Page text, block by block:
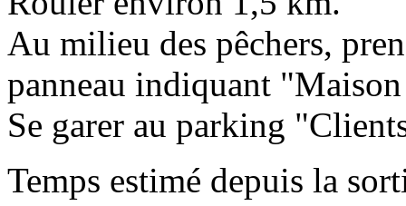
Au milieu des pêchers,
panneau indiquant
Se garer au parking
Temps estimé depuis la